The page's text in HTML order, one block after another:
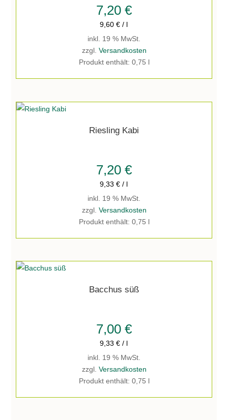
7,20 €
9,60€ / l
inkl. 19 % MwSt.
zzgl. Versandkosten
Produkt enthält: 0,75 l
Riesling Kabi
7,20 €
9,33€ / l
inkl. 19 % MwSt.
zzgl. Versandkosten
Produkt enthält: 0,75 l
Bacchus süß
7,00 €
9,33€ / l
inkl. 19 % MwSt.
zzgl. Versandkosten
Produkt enthält: 0,75 l